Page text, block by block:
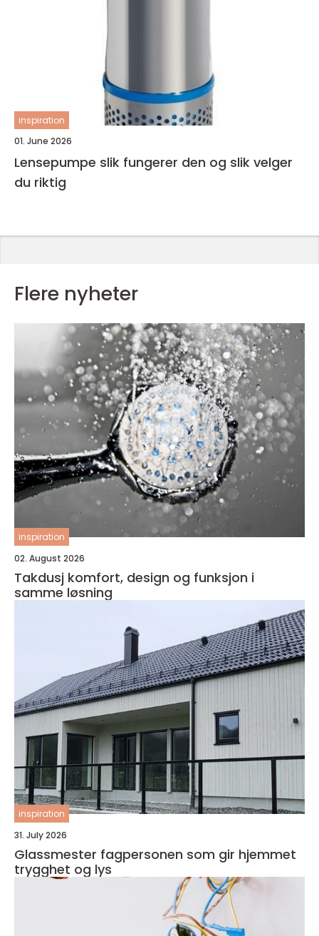
inspiration
01. June 2026
Lensepumpe slik fungerer den og slik velger
du riktig
Flere nyheter
inspiration
02. August 2026
Takdusj komfort, design og funksjon i
samme løsning
inspiration
31. July 2026
Glassmester fagpersonen som gir hjemmet
trygghet og lys